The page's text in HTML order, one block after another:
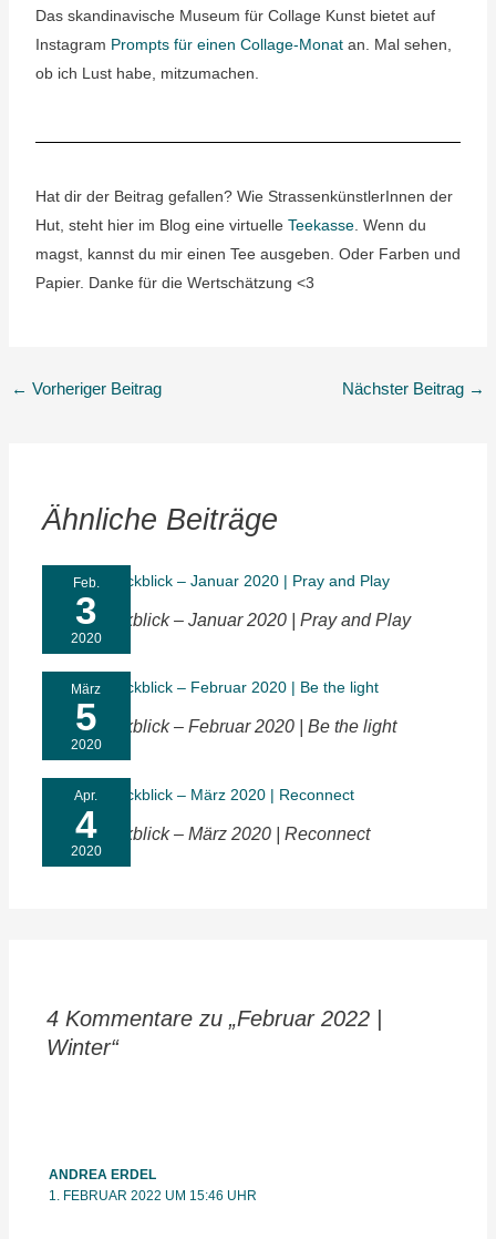
Das skandinavische Museum für Collage Kunst bietet auf
Instagram Prompts für einen Collage-Monatan. Mal sehen,
ob ich Lust habe, mitzumachen.
Hat dir der Beitrag gefallen? Wie StrassenkünstlerInnen der
Hut, steht hier im Blog eine virtuelle Teekasse. Wenn du
magst, kannst du mir einen Tee ausgeben. Oder Farben und
Papier. Danke für die Wertschätzung <3
← Vorheriger Beitrag Nächster Beitrag →
Ähnliche Beiträge
Feb.
3
2020
Monatsrückblick – Januar 2020 | Pray and Play
März
5
2020
Monatsrückblick – Februar 2020 | Be the light
Apr.
4
2020
Monatsrückblick – März 2020 | Reconnect
4 Kommentare zu „Februar 2022 |
Winter“
ANDREA ERDEL
1. FEBRUAR 2022 UM 15:46 UHR